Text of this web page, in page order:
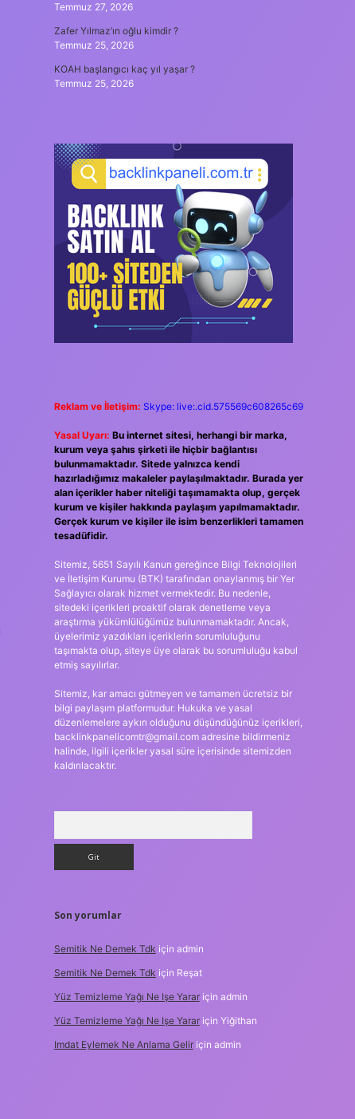
Temmuz 27, 2026
Zafer Yılmaz’ın oğlu kimdir ?
Temmuz 25, 2026
KOAH başlangıcı kaç yıl yaşar ?
Temmuz 25, 2026
Reklam ve İletişim: Skype: live:.cid.575569c608265c69
Yasal Uyarı: Bu internet sitesi, herhangi bir marka,
kurum veya şahıs şirketi ile hiçbir bağlantısı
bulunmamaktadır. Sitede yalnızca kendi
hazırladığımız makaleler paylaşılmaktadır. Burada yer
alan içerikler haber niteliği taşımamakta olup, gerçek
kurum ve kişiler hakkında paylaşım yapılmamaktadır.
Gerçek kurum ve kişiler ile isim benzerlikleri tamamen
tesadüfidir.
Sitemiz, 5651 Sayılı Kanun gereğince Bilgi Teknolojileri
ve İletişim Kurumu (BTK) tarafından onaylanmış bir Yer
Sağlayıcı olarak hizmet vermektedir. Bu nedenle,
sitedeki içerikleri proaktif olarak denetleme veya
araştırma yükümlülüğümüz bulunmamaktadır. Ancak,
üyelerimiz yazdıkları içeriklerin sorumluluğunu
taşımakta olup, siteye üye olarak bu sorumluluğu kabul
etmiş sayılırlar.
Sitemiz, kar amacı gütmeyen ve tamamen ücretsiz bir
bilgi paylaşım platformudur. Hukuka ve yasal
düzenlemelere aykırı olduğunu düşündüğünüz içerikleri,
backlinkpanelicomtr@gmail.comadresine bildirmeniz
halinde, ilgili içerikler yasal süre içerisinde sitemizden
kaldırılacaktır.
Son yorumlar
Semitik Ne Demek Tdk için admin
Semitik Ne Demek Tdk için Reşat
Yüz Temizleme Yağı Ne Işe Yarariçin admin
Yüz Temizleme Yağı Ne Işe Yarariçin Yiğithan
Imdat Eylemek Ne Anlama Geliriçin admin